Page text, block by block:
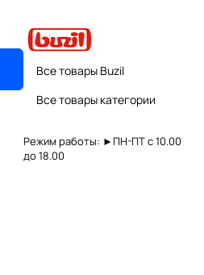
Все товары Buzil
Все товары категории
Режим работы: ►ПН-ПТ с 10.00
до 18.00